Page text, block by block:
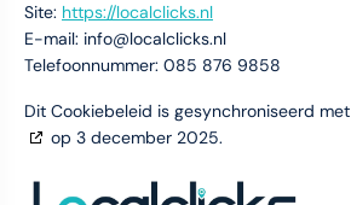
Site: https://localclicks.nl
E-mail: info@localclicks.nl
Telefoonnummer: 085 876 9858
Dit Cookiebeleid is gesynchroniseerd met
op 3 december 2025.